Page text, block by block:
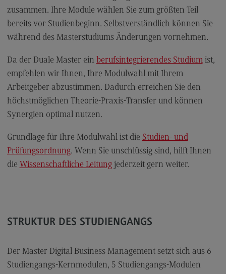
Modulangebot
Berufsperspektiven
Digital Business Management
Digital Business Management
Modulangebot
Berufsperspektiven
Kontakt
Digitalisierung in der Sozialen Arbeit
Elektrotechnik und Informationstechnik
Elektrotechnik und Informationstechnik
zusammen. Ihre Module wählen Sie zum größten Teil
bereits vor Studienbeginn. Selbstverständlich können Sie
während des Masterstudiums Änderungen vornehmen.
Da der Duale Master ein berufsintegrierendes Studiumist,
empfehlen wir Ihnen, Ihre Modulwahl mit Ihrem
Arbeitgeber abzustimmen. Dadurch erreichen Sie den
höchstmöglichen Theorie-Praxis-Transfer und können
Synergien optimal nutzen.
Grundlage für Ihre Modulwahl ist die Studien- und
Prüfungsordnung. Wenn Sie unschlüssig sind, hilft Ihnen
die Wissenschaftliche Leitungjederzeit gern weiter.
STRUKTUR DES STUDIENGANGS
Der Master Digital Business Management setzt sich aus 6
Studiengangs-Kernmodulen, 5 Studiengangs-Modulen